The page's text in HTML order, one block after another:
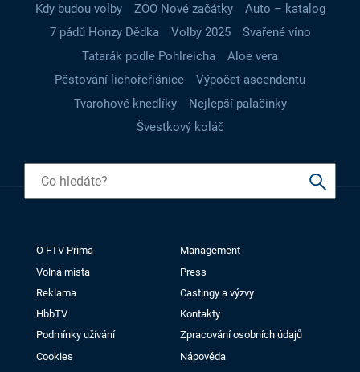
Kdy budou volby
ZOO Nové začátky
Auto – katalog
7 pádů Honzy Dědka
Volby 2025
Svařené víno
Tatarák podle Pohlreicha
Aloe vera
Pěstování lichořeřišnice
Výpočet ascendentu
Tvarohové knedlíky
Nejlepší palačinky
Švestkový koláč
O FTV Prima
Management
Volná místa
Press
Reklama
Castingy a výzvy
HbbTV
Kontakty
Podmínky užívání
Zpracování osobních údajů
Cookies
Nápověda